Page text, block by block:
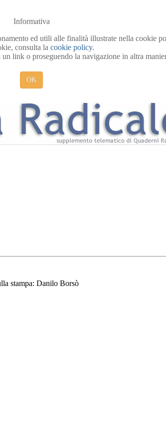
Informativa
ed utili alle finalità illustrate nella cookie
consulta la cookie policy.
link o proseguendo la navigazione in altra
OK
stampa: Danilo Borsò